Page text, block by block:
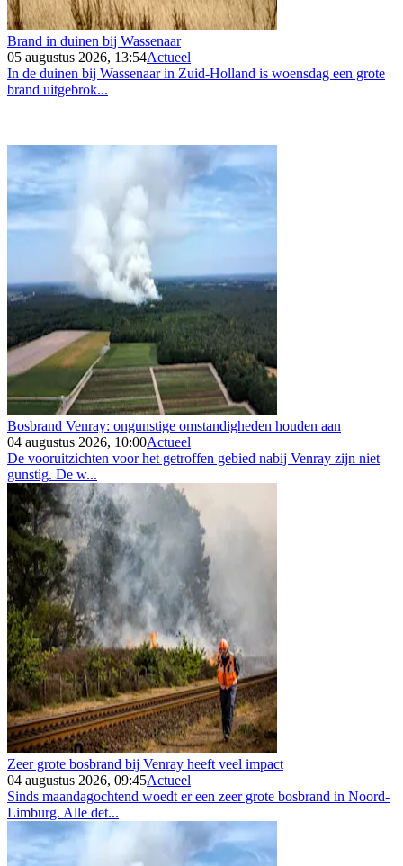
Brand in duinen bij Wassenaar
05 augustus 2026, 13:54Actueel
In de duinen bij Wassenaar in Zuid-Holland is woensdag een grote
brand uitgebrok...
Bosbrand Venray: ongunstige omstandigheden houden aan
04 augustus 2026, 10:00Actueel
De vooruitzichten voor het getroffen gebied nabij Venray zijn niet
gunstig. De w...
Zeer grote bosbrand bij Venray heeft veel impact
04 augustus 2026, 09:45Actueel
Sinds maandagochtend woedt er een zeer grote bosbrand in Noord-
Limburg. Alle det...